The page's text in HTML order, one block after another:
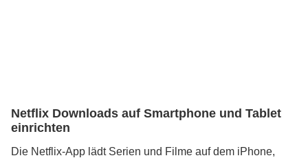
Netflix Downloads auf Smartphone und Tablet
einrichten
Die Netflix-App lädt Serien und Filme auf dem iPhone,